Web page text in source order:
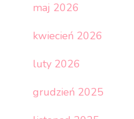
maj 2026
kwiecień 2026
luty 2026
grudzień 2025